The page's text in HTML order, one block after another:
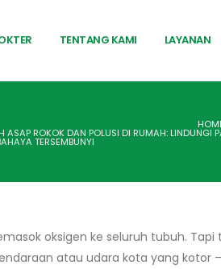
TENTANG KAMI LAYANAN
ASAP ROKOK DAN POLUSI DI RUMAH: LINDUNGI
TERSEMBUNYI
oksigen ke seluruh tubuh. Tapi
atau udara kota yang kotor